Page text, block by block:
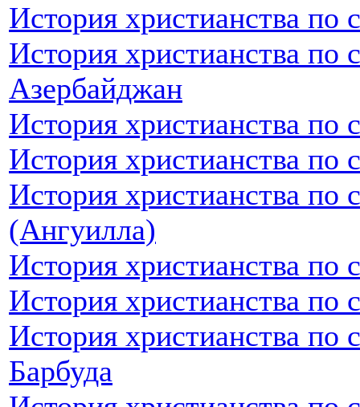
История христианства по
История христианства по
Азербайджан
История христианства по
История христианства
История христианства по
(Ангуилла)
История христианства по
История христианства
История христианства по
Барбуда